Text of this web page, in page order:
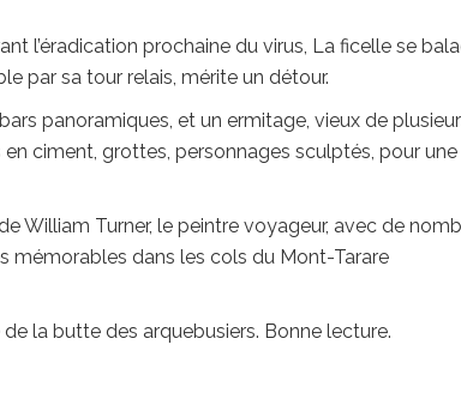
l’éradication prochaine du virus, La ficelle se
par sa tour relais, mérite un détour.
panoramiques, et un ermitage, vieux de
en ciment, grottes, personnages sculptés, pour
William Turner, le peintre voyageur, avec de
mémorables dans les cols du Mont-Tarare
la butte des arquebusiers. Bonne lecture.